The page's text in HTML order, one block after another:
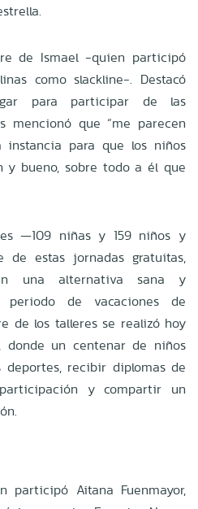
de Ismael -quien participó
como slackline-. Destacó
para participar de las
mencionó que “me parecen
para que los niños
y bueno, sobre todo a él que
—109 niñas y 159 niños y
de estas jornadas gratuitas,
una alternativa sana y
de vacaciones de
de los talleres se realizó hoy
donde un centenar de niños
recibir diplomas de
y compartir un
participó Aitana Fuenmayor,